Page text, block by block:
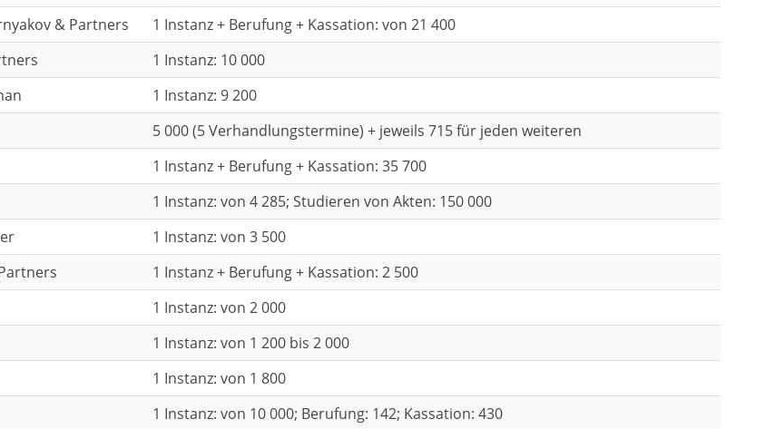
& Partners
1 Instanz + Berufung + Kassation: von 21 400
1 Instanz: 10 000
1 Instanz: 9 200
5 000 (5 Verhandlungstermine) + jeweils 715 für jeden weiteren
1 Instanz + Berufung + Kassation: 35 700
1 Instanz: von 4 285; Studieren von Akten: 150 000
1 Instanz: von 3 500
1 Instanz + Berufung + Kassation: 2 500
1 Instanz: von 2 000
1 Instanz: von 1 200 bis 2 000
1 Instanz: von 1 800
1 Instanz: von 10 000; Berufung: 142; Kassation: 430